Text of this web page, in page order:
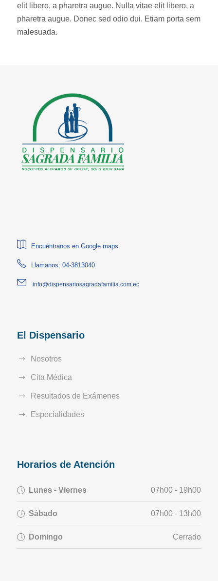
elit libero, a pharetra augue. Nulla vitae elit libero, a
pharetra augue. Donec sed odio dui. Etiam porta sem
malesuada.
Encuéntranos en Google maps
Llamanos: 04-3813040
info@dispensariosagradafamilia.com.ec
El Dispensario
Nosotros
Cita Médica
Resultados de Exámenes
Especialidades
Horarios de Atención
Lunes - Viernes 07h00 - 19h00
Sábado 07h00 - 13h00
Domingo Cerrado